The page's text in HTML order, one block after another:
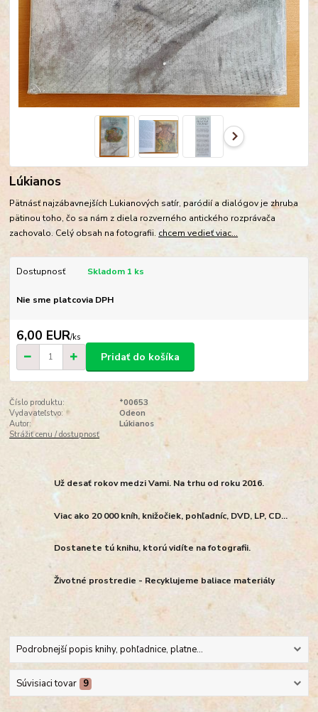
Lúkianos
Pätnásť najzábavnejších Lukianových satír, paródií a dialógov je zhruba
pätinou toho, čo sa nám z diela rozverného antického rozprávača
zachovalo. Celý obsah na fotografii. chcem vedieť viac...
Dostupnosť Skladom 1 ks
Nie sme platcovia DPH
6,00 EUR/ks
Pridať do košíka
Číslo produktu:
*00653
Vydavateľstvo:
Odeon
Autor:
Lúkianos
Strážiť cenu / dostupnosť
Už desať rokov medzi Vami. Na trhu od roku 2016.
Viac ako 20 000 kníh, knižočiek, pohľadníc, DVD, LP, CD...
Dostanete tú knihu, ktorú vidíte na fotografii.
Životné prostredie - Recyklujeme baliace materiály
Podrobnejší popis knihy, pohľadnice, platne...
Súvisiaci tovar 9